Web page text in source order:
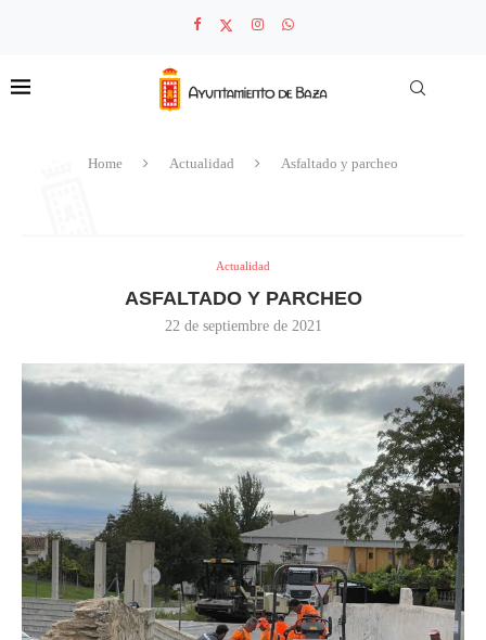
Home Actualidad Asfaltado y parcheo
Actualidad
ASFALTADO Y PARCHEO
22 de septiembre de 2021